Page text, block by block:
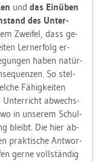
und das Ein­üben
des Un­ter­
Zwei­fel, dass ge­
Lern­er­folg er­
haben na­tür­
So stel­
Fä­hig­kei­ten
Un­ter­richt ab­wechs­
in un­se­rem Schul­
bleibt. Die hier ab­
prak­ti­sche Ant­wor­
gerne voll­stän­dig